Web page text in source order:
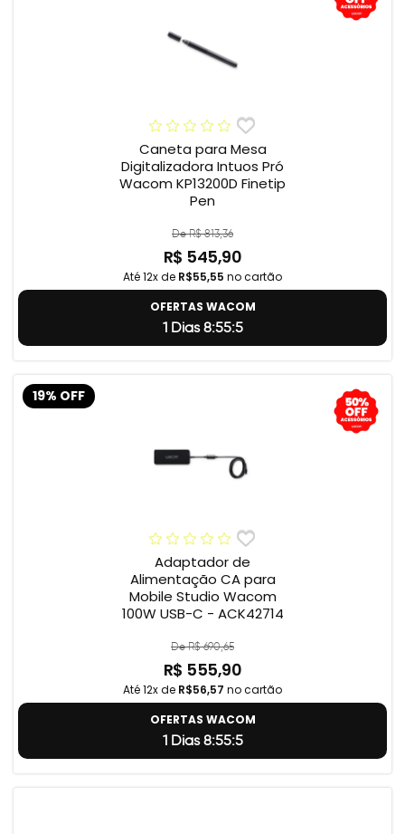
Caneta para Mesa
Digitalizadora Intuos Pró
Wacom KP13200D Finetip
Pen
De R$ 813,36
R$ 545,90
Até 12x de R$55,55 no cartão
OFERTAS WACOM
1 Dias 8:55:4
19% OFF
Adaptador de
Alimentação CA para
Mobile Studio Wacom
100W USB-C - ACK42714
De R$ 690,65
R$ 555,90
Até 12x de R$56,57 no cartão
OFERTAS WACOM
1 Dias 8:55:4